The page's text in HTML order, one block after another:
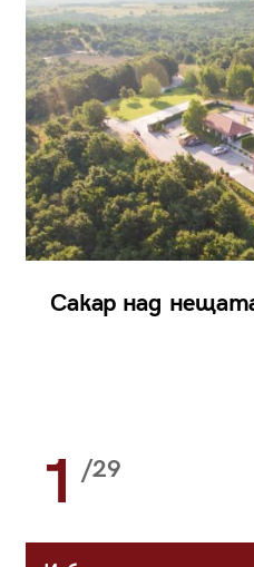
Сакар над
1 /29